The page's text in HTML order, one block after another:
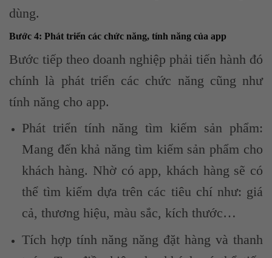
dùng.
Bước 4: Phát triển các chức năng, tính năng của app
Bước tiếp theo doanh nghiệp phải tiến hành đó
chính là phát triển các chức năng cũng như
tính năng cho app.
Phát triển tính năng tìm kiếm sản phẩm:
Mang đến khả năng tìm kiếm sản phẩm cho
khách hàng. Nhờ có app, khách hàng sẽ có
thể tìm kiếm dựa trên các tiêu chí như: giá
cả, thương hiệu, màu sắc, kích thước…
Tích hợp tính năng năng đặt hàng và thanh